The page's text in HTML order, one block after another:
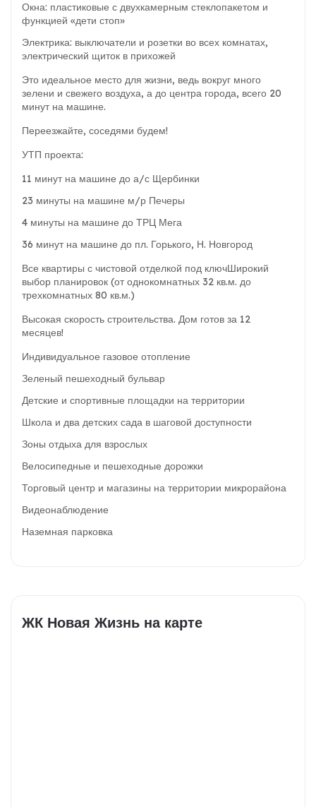
Окна: пластиковые с двухкамерным стеклопакетом и
функцией «дети стоп»
Электрика: выключатели и розетки во всех комнатах,
электрический щиток в прихожей
Это идеальное место для жизни, ведь вокруг много
зелени и свежего воздуха, а до центра города, всего 20
минут на машине.
Переезжайте, соседями будем!
УТП проекта:
11 минут на машине до а/с Щербинки
23 минуты на машине м/р Печеры
4 минуты на машине до ТРЦ Мега
36 минут на машине до пл. Горького, Н. Новгород
Все квартиры с чистовой отделкой под ключШирокий
выбор планировок (от однокомнатных 32 кв.м. до
трехкомнатных 80 кв.м.)
Высокая скорость строительства. Дом готов за 12
месяцев!
Индивидуальное газовое отопление
Зеленый пешеходный бульвар
Детские и спортивные площадки на территории
Школа и два детских сада в шаговой доступности
Зоны отдыха для взрослых
Велосипедные и пешеходные дорожки
Торговый центр и магазины на территории микрорайона
Видеонаблюдение
Наземная парковка
ЖК Новая Жизнь на карте